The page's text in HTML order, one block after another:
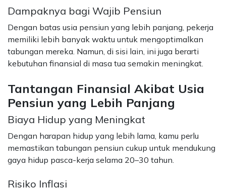
Dampaknya bagi Wajib Pensiun
Dengan batas usia pensiun yang lebih panjang, pekerja
memiliki lebih banyak waktu untuk mengoptimalkan
tabungan mereka. Namun, di sisi lain, ini juga berarti
kebutuhan finansial di masa tua semakin meningkat.
Tantangan Finansial Akibat Usia
Pensiun yang Lebih Panjang
Biaya Hidup yang Meningkat
Dengan harapan hidup yang lebih lama, kamu perlu
memastikan tabungan pensiun cukup untuk mendukung
gaya hidup pasca-kerja selama 20–30 tahun.
Risiko Inflasi